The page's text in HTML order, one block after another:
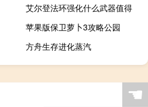
艾尔登法环强化什么武器值得
苹果版保卫萝卜3攻略公园
方舟生存进化蒸汽
☚